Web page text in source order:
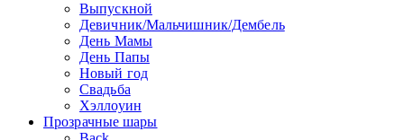
Выпускной
Девичник/Мальчишник/Дембель
День Мамы
День Папы
Новый год
Свадьба
Хэллоуин
Прозрачные шары